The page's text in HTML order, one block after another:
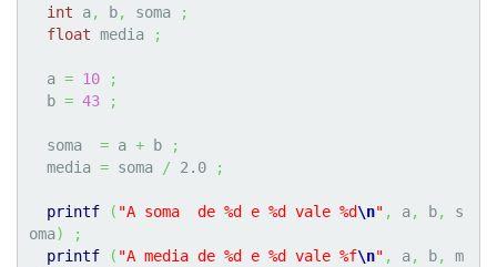
int a, b, soma
;
float media ;
  a
= 10
;
  b
= 43 ;
  soma
= a + b
;
  media
= soma / 2.0 ;
printf ( "A soma  de %d e %d vale %d\n" , a, b,
s
oma)
;
printf
( "A media de %d e %d vale %f\n" , a, b,
m